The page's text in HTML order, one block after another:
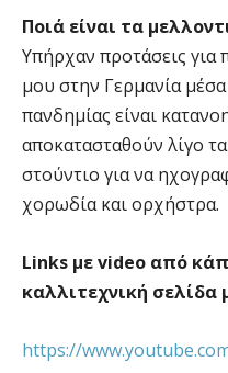
Ποιά είναι τα
Υπήρχαν προτάσεις για
μου στην Γερμανία
πανδημίας είναι
αποκατασταθούν λίγο
στούντιο για να
χορωδία και ορχήστρα.
Links με video από
καλλιτεχνική
https://